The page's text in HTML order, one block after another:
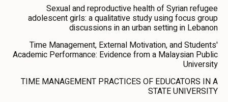
Sexual and reproductive health of Syrian refugee
adolescent girls: a qualitative study using focus group
discussions in an urban setting in Lebanon
Time Management, External Motivation, and Students'
Academic Performance: Evidence from a Malaysian Public
University
TIME MANAGEMENT PRACTICES OF EDUCATORS IN A
STATE UNIVERSITY